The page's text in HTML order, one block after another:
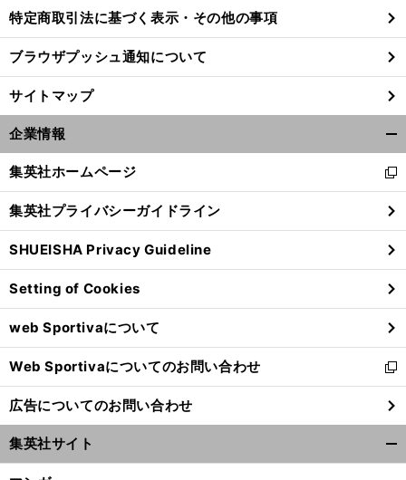
特定商取引法に基づく表示・その他の事項
ブラウザプッシュ通知について
サイトマップ
企業情報
閉
る
集英社ホームページ
新
し
い
ウ
ィ
ン
ド
ウ
で
開
く
集英社プライバシーガイドライン
SHUEISHA Privacy Guideline
Setting of Cookies
web Sportivaについて
Web Sportivaについてのお問い合わせ
新
し
い
ウ
ィ
ン
広告についてのお問い合わせ
集英社サイト